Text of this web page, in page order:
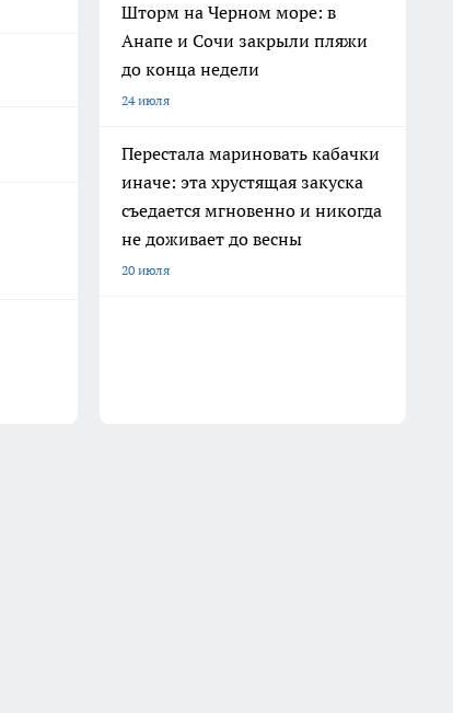
Шторм на Черном море: в
Анапе и Сочи закрыли пляжи
до конца недели
24 июля
Перестала мариновать кабачки
иначе: эта хрустящая закуска
съедается мгновенно и никогда
не доживает до весны
20 июля